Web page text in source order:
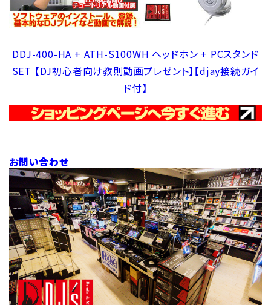
DDJ-400-HA + ATH-S100WH ヘッドホン + PCスタンド
SET 【DJ初心者向け教則動画プレゼント】【djay接続ガイ
ド付】
お問い合わせ